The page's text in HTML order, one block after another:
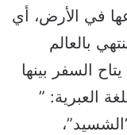
في الأرض، أي
بالعالم
السفر بينها
العبرية: ”